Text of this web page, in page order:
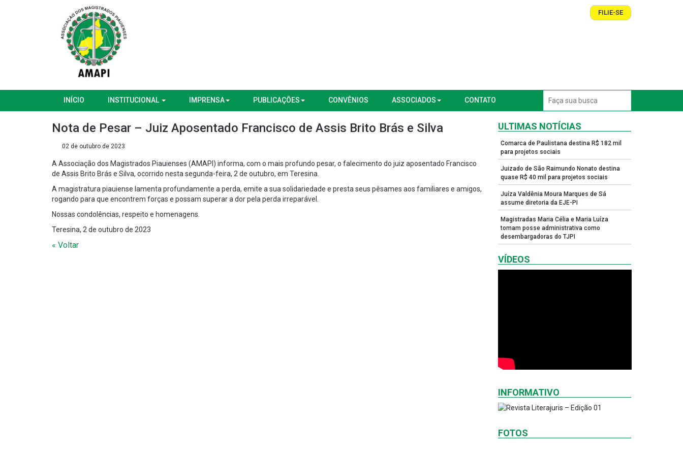
FILIE-SE
INÍCIO INSTITUCIONAL IMPRENSA PUBLICAÇÕES CONVÊNIOS ASSOCIADOS CONTATO
Nota de Pesar – Juiz Aposentado Francisco de Assis Brito Brás e Silva
02 de outubro de 2023
A Associação dos Magistrados Piauienses (AMAPI) informa, com o mais profundo pesar, o falecimento do juiz aposentado Francisco
de Assis Brito Brás e Silva, ocorrido nesta segunda-feira, 2 de outubro, em Teresina.
A magistratura piauiense lamenta profundamente a perda, emite a sua solidariedade e presta seus pêsames aos familiares e amigos,
rogando para que encontrem forças e possam superar a dor pela perda irreparável.
Nossas condolências, respeito e homenagens.
Teresina, 2 de outubro de 2023
« Voltar
ULTIMAS NOTÍCIAS
Comarca de Paulistana destina R$ 182 mil
para projetos sociais
Juizado de São Raimundo Nonato destina
quase R$ 40 mil para projetos sociais
Juíza Valdênia Moura Marques de Sá
assume diretoria da EJE-PI
Magistradas Maria Célia e Maria Luíza
tomam posse administrativa como
desembargadoras do TJPI
VÍDEOS
INFORMATIVO
FOTOS